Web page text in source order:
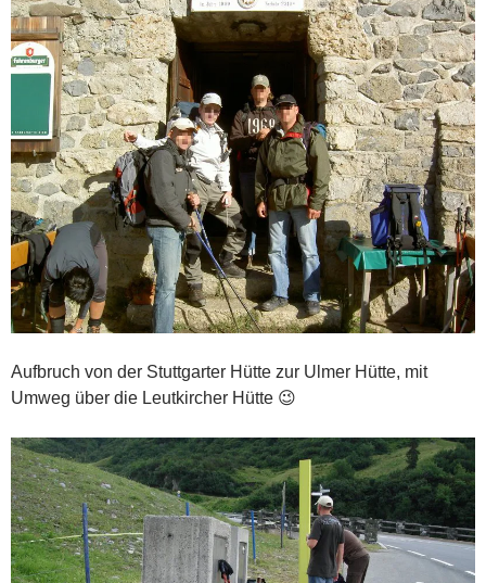
Aufbruch von der Stuttgarter Hütte zur Ulmer Hütte, mit
Umweg über die Leutkircher Hütte 😉